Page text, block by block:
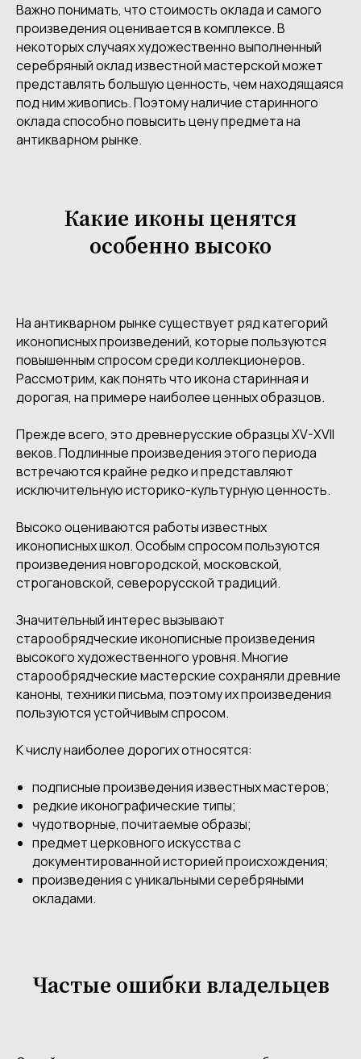
Важно понимать, что стоимость оклада и самого
произведения оценивается в комплексе. В
некоторых случаях художественно выполненный
серебряный оклад известной мастерской может
представлять большую ценность, чем находящаяся
под ним живопись. Поэтому наличие старинного
оклада способно повысить цену предмета на
антикварном рынке.
Какие иконы ценятся
особенно высоко
На антикварном рынке существует ряд категорий
иконописных произведений, которые пользуются
повышенным спросом среди коллекционеров.
Рассмотрим, как понять что икона старинная и
дорогая, на примере наиболее ценных образцов.
Прежде всего, это древнерусские образцы XV-XVII
веков. Подлинные произведения этого периода
встречаются крайне редко и представляют
исключительную историко-культурную ценность.
Высоко оцениваются работы известных
иконописных школ. Особым спросом пользуются
произведения новгородской, московской,
строгановской, северорусской традиций.
Значительный интерес вызывают
старообрядческие иконописные произведения
высокого художественного уровня. Многие
старообрядческие мастерские сохраняли древние
каноны, техники письма, поэтому их произведения
пользуются устойчивым спросом.
К числу наиболее дорогих относятся:
подписные произведения известных мастеров;
редкие иконографические типы;
чудотворные, почитаемые образы;
предмет церковного искусства с
документированной историей происхождения;
произведения с уникальными серебряными
окладами.
Частые ошибки владельцев